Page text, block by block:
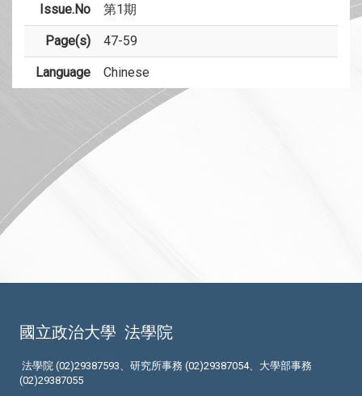
Issue.No 第1期
Page(s) 47-59
Language Chinese
國立政治大學 法學院
法學院 (02)29387593、研究所事務 (02)29387054、大學部事務
(02)29387055